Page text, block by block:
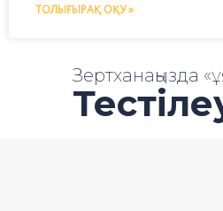
ТОЛЫҒЫРАҚ ОҚУ »
Зертханаңызда